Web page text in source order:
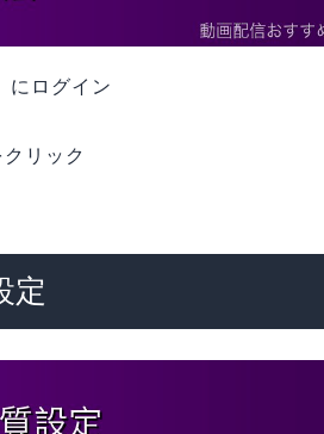
にログイン
リック
定